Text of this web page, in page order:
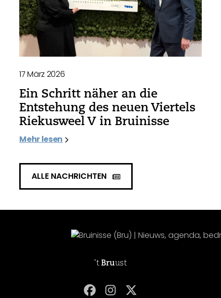
17 März 2026
Ein Schritt näher an die
Entstehung des neuen Viertels
Riekusweel V in Bruinisse
Mehr lesen
ALLE NACHRICHTEN
't Bruust